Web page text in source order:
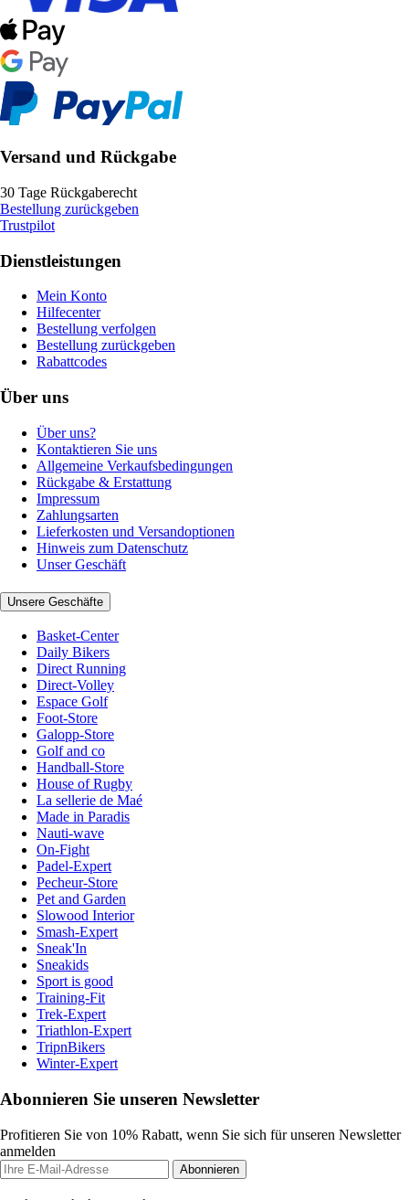
Versand und Rückgabe
30 Tage Rückgaberecht
Bestellung zurückgeben
Trustpilot
Dienstleistungen
Mein Konto
Hilfecenter
Bestellung verfolgen
Bestellung zurückgeben
Rabattcodes
Über uns
Über uns?
Kontaktieren Sie uns
Allgemeine Verkaufsbedingungen
Rückgabe & Erstattung
Impressum
Zahlungsarten
Lieferkosten und Versandoptionen
Hinweis zum Datenschutz
Unser Geschäft
Unsere Geschäfte
Basket-Center
Daily Bikers
Direct Running
Direct-Volley
Espace Golf
Foot-Store
Galopp-Store
Golf and co
Handball-Store
House of Rugby
La sellerie de Maé
Made in Paradis
Nauti-wave
On-Fight
Padel-Expert
Pecheur-Store
Pet and Garden
Slowood Interior
Smash-Expert
Sneak'In
Sneakids
Sport is good
Training-Fit
Trek-Expert
Triathlon-Expert
TripnBikers
Winter-Expert
Abonnieren Sie unseren Newsletter
Profitieren Sie von 10% Rabatt, wenn Sie sich für unseren Newsletter
anmelden
Abonnieren